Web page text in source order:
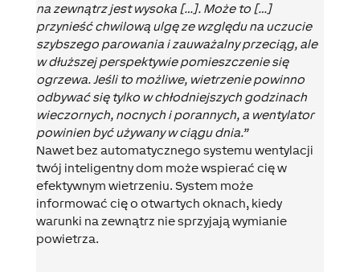
na zewnątrz jest wysoka […]. Może to […]
przynieść chwilową ulgę ze względu na uczucie
szybszego parowania i zauważalny przeciąg, ale
w dłuższej perspektywie pomieszczenie się
ogrzewa. Jeśli to możliwe, wietrzenie powinno
odbywać się tylko w chłodniejszych godzinach
wieczornych, nocnych i porannych, a wentylator
powinien być używany w ciągu dnia.”
Nawet bez automatycznego systemu wentylacji
twój inteligentny dom może wspierać cię w
efektywnym wietrzeniu. System może
informować cię o otwartych oknach, kiedy
warunki na zewnątrz nie sprzyjają wymianie
powietrza.